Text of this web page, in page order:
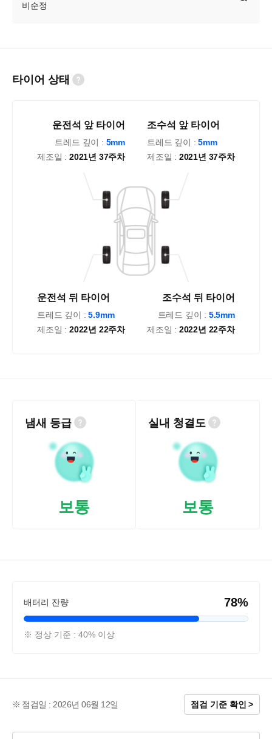
비순정
타이어 상태
운전석 앞 타이어
트레드 깊이 : 5mm
제조일 : 2021년 37주차
운전석 뒤 타이어
트레드 깊이 :5.9mm
제조일 : 2022년 22주차
조수석 뒤 타이어
트레드 깊이 : 5.5mm
제조일 : 2022년 22주차
조수석 앞 타이어
트레드 깊이 :5mm
제조일 : 2021년 37주차
냄새 등급
보통
실내 청결도
보통
배터리 잔량 78%
※ 정상 기준 : 40% 이상
점검일 : 2026년 06월 12일 점검 기준 확인